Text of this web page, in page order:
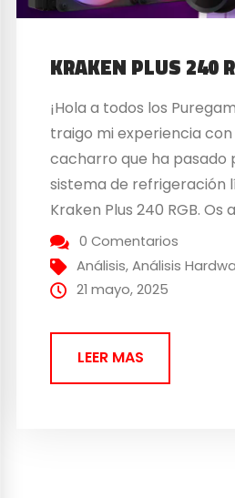
KRAKEN PLUS 240
¡Hola a todos los
traigo mi experiencia
cacharro que ha pasado
sistema de refrigeración
Kraken Plus 240 RGB.
ha dejado gratamente
que a más de uno os va a
es exactamente el NZXT
0 Comentarios
Análisis,Análisis
21 mayo, 2025
LEER MAS